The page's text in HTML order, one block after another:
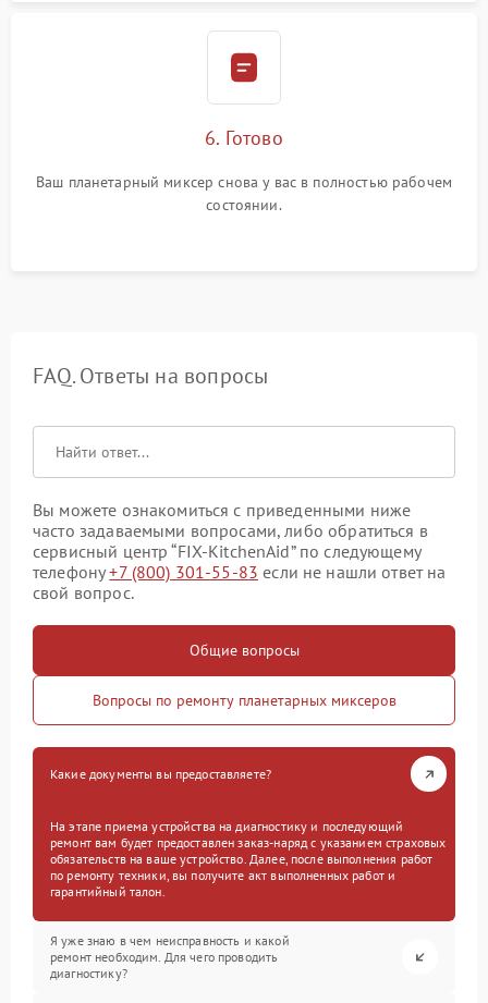
6. Готово
Ваш планетарный миксер снова у вас в полностью рабочем
состоянии.
FAQ. Ответы на вопросы
Вы можете ознакомиться с приведенными ниже
часто задаваемыми вопросами, либо обратиться в
сервисный центр “FIX-KitchenAid” по следующему
телефону+7 (800) 301-55-83 если не нашли ответ на
свой вопрос.
Общие вопросы
Вопросы по ремонту планетарных миксеров
Какие документы вы предоставляете?
На этапе приема устройства на диагностику и последующий
ремонт вам будет предоставлен заказ-наряд с указанием страховых
обязательств на ваше устройство. Далее, после выполнения работ
по ремонту техники, вы получите акт выполненных работ и
гарантийный талон.
Я уже знаю в чем неисправность и какой
ремонт необходим. Для чего проводить
диагностику?